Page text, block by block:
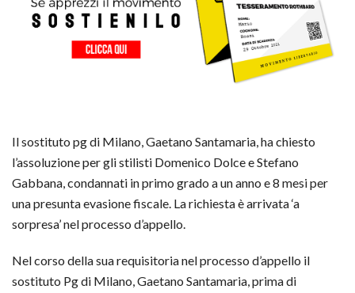
Il sostituto pg di Milano, Gaetano Santamaria, ha chiesto
l’assoluzione per gli stilisti Domenico Dolce e Stefano
Gabbana, condannati in primo grado a un anno e 8 mesi per
una presunta evasione fiscale. La richiesta è arrivata ‘a
sorpresa’ nel processo d’appello.
Nel corso della sua requisitoria nel processo d’appello il
sostituto Pg di Milano, Gaetano Santamaria, prima di